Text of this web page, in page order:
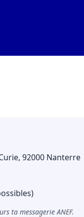
92000 Nanterre
ta messagerie ANEF.